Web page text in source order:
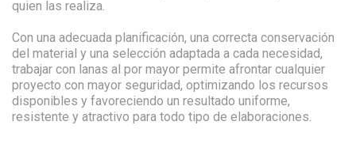
quien las realiza.
Con una adecuada planificación, una correcta conservación
del material y una selección adaptada a cada necesidad,
trabajar con lanas al por mayor permite afrontar cualquier
proyecto con mayor seguridad, optimizando los recursos
disponibles y favoreciendo un resultado uniforme,
resistente y atractivo para todo tipo de elaboraciones.